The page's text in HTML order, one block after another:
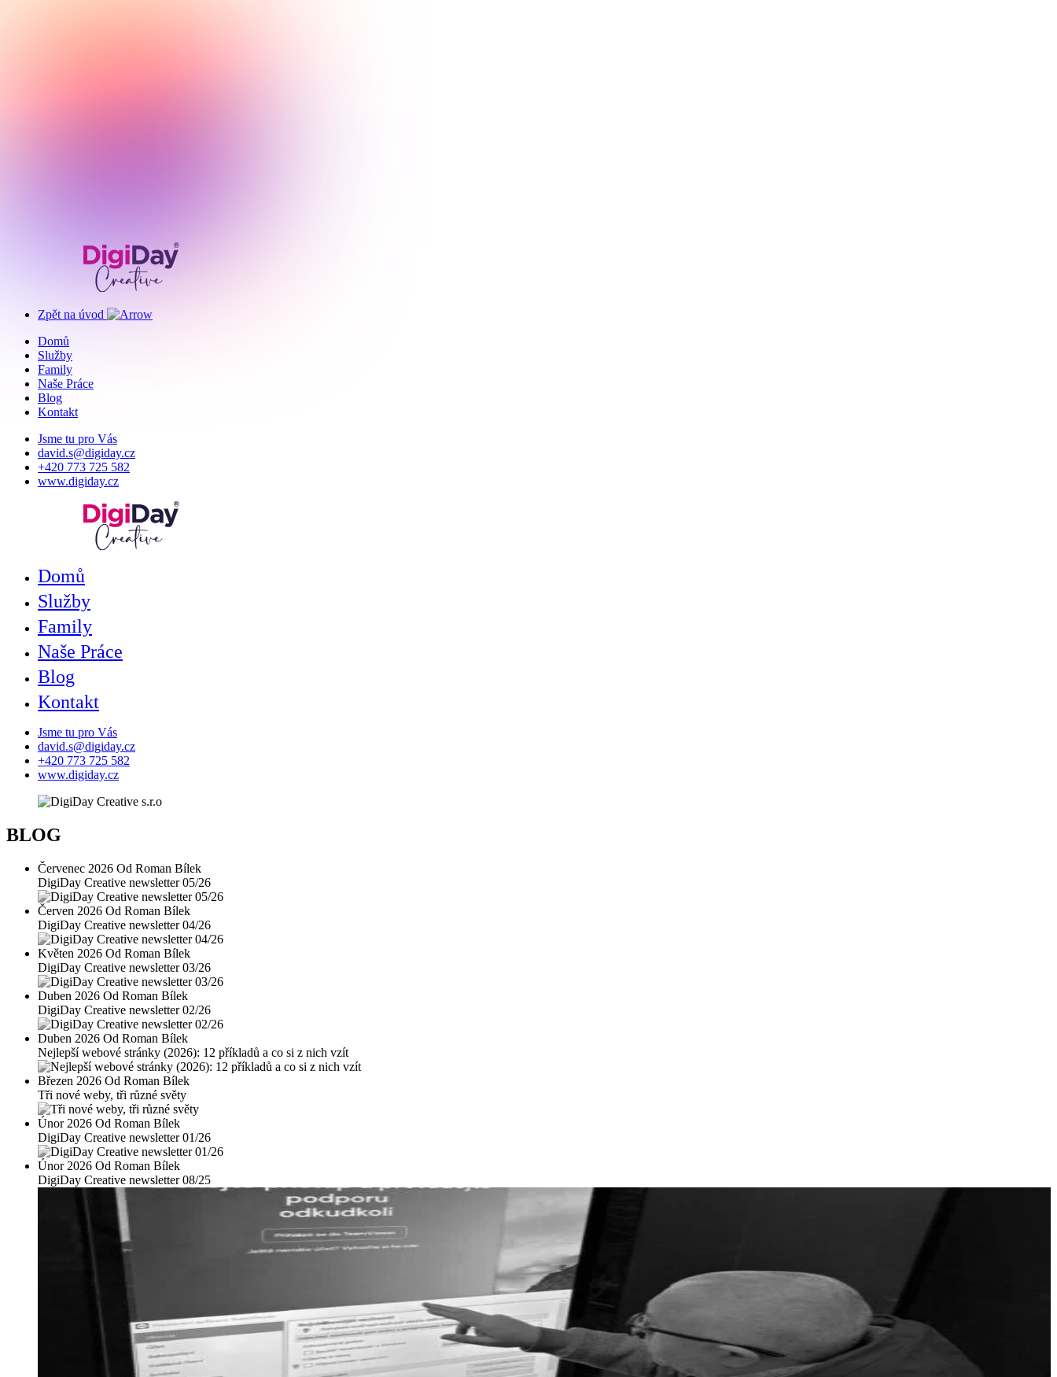
Zpět na úvod
Domů
Služby
Family
Naše Práce
Blog
Kontakt
Jsme tu pro Vás
david.s@digiday.cz
+420 773 725 582
www.digiday.cz
Domů
Služby
Family
Naše Práce
Blog
Kontakt
Jsme tu pro Vás
david.s@digiday.cz
+420 773 725 582
www.digiday.cz
BLOG
Červenec 2026 Od Roman Bílek
DigiDay Creative newsletter 05/26
Červen 2026 Od Roman Bílek
DigiDay Creative newsletter 04/26
Květen 2026 Od Roman Bílek
DigiDay Creative newsletter 03/26
Duben 2026 Od Roman Bílek
DigiDay Creative newsletter 02/26
Duben 2026 Od Roman Bílek
Nejlepší webové stránky (2026): 12 příkladů a co si z nich vzít
Březen 2026 Od Roman Bílek
Tři nové weby, tři různé světy
Únor 2026 Od Roman Bílek
DigiDay Creative newsletter 01/26
Únor 2026 Od Roman Bílek
DigiDay Creative newsletter 08/25